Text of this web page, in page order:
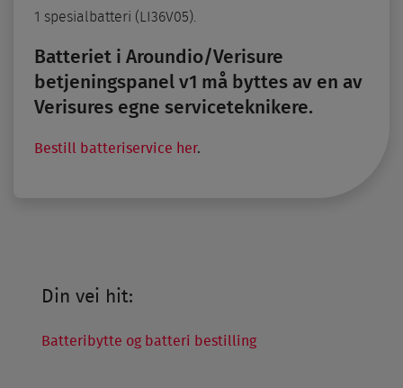
1 spesialbatteri (LI36V05).
Batteriet i Aroundio/­Verisure
betjenings­panel v1 må byttes av en av
Verisures egne service­teknikere.
Bestill batteriservice her.
Din vei hit:
Batteribytte og batteri bestilling